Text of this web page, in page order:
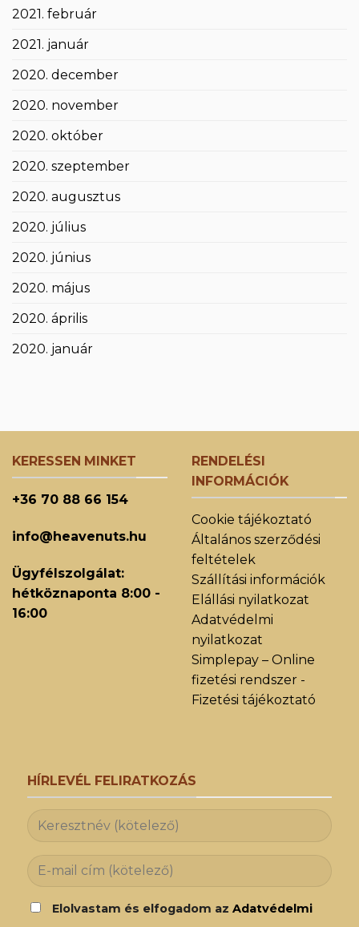
2021. február
2021. január
2020. december
2020. november
2020. október
2020. szeptember
2020. augusztus
2020. július
2020. június
2020. május
2020. április
2020. január
KERESSEN MINKET
+36 70 88 66 154
info@heavenuts.hu
Ügyfélszolgálat:
hétköznaponta 8:00 -
16:00
RENDELÉSI
INFORMÁCIÓK
Cookie tájékoztató
Általános szerződési
feltételek
Szállítási információk
Elállási nyilatkozat
Adatvédelmi
nyilatkozat
Simplepay – Online
fizetési rendszer -
Fizetési tájékoztató
HÍRLEVÉL FELIRATKOZÁS
Elolvastam és elfogadom az Adatvédelmi